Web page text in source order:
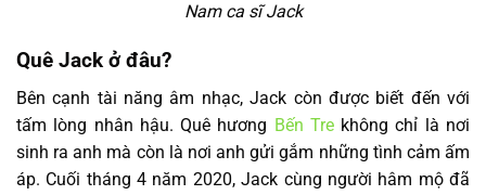
Nam ca sĩ Jack
Quê Jack ở đâu?
Bên cạnh tài năng âm nhạc, Jack còn được biết đến với
tấm lòng nhân hậu. Quê hương Bến Trekhông chỉ là nơi
sinh ra anh mà còn là nơi anh gửi gắm những tình cảm ấm
áp. Cuối tháng 4 năm 2020, Jack cùng người hâm mộ đã